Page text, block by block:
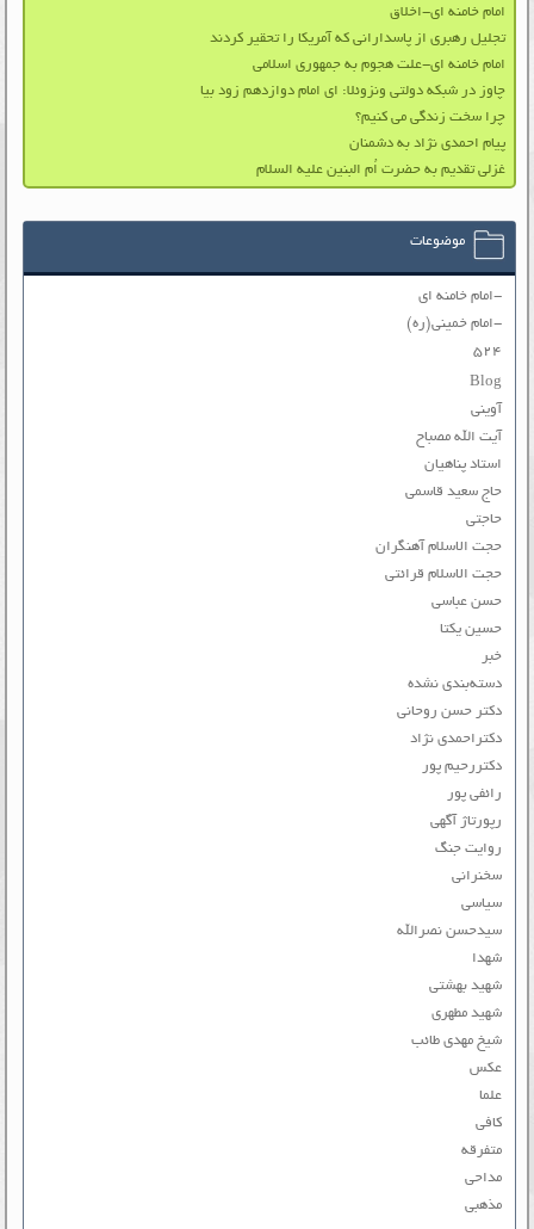
امام خامنه ای-اخلاق
تجلیل رهبری از پاسدارانی که آمریکا را تحقیر کردند
امام خامنه ای-علت هجوم به جمهوری اسلامی
چاوز در شبکه دولتی ونزوئلا: ای امام دوازدهم زود بیا
چرا سخت زندگی می‌ کنیم؟
پیام احمدی نژاد به دشمنان
غزلی تقدیم به حضرت اُم البنین علیه السلام
موضوعات
-امام خامنه ای
-امام خمینی(ره)
۵۲۴
Blog
آوینی
آیت الله مصباح
استاد پناهیان
حاج سعید قاسمی
حاجتی
حجت الاسلام آهنگران
حجت الاسلام قرائتی
حسن عباسی
حسین یکتا
خبر
دسته‌بندی نشده
دکتر حسن روحانی
دکتراحمدی نژاد
دکتررحیم پور
رائفی پور
رپورتاژ آگهی
روایت جنگ
سخنرانی
سیاسی
سیدحسن نصرالله
شهدا
شهید بهشتی
شهید مطهری
شیخ مهدی طائب
عکس
علما
کافی
متفرقه
مداحی
مذهبی